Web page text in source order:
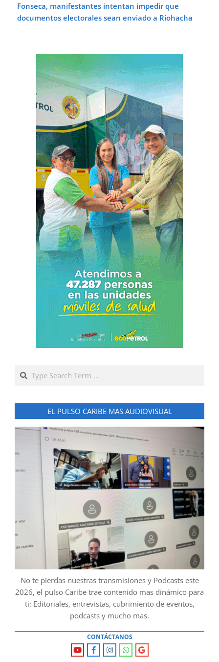
Fonseca, manifestantes intentan impedir que
documentos electorales sean enviado a Riohacha
Search
EL PULSO CARIBE MAS AUDIOVISUAL
No te pierdas nuestras transmisiones y Podcasts este
2026, el pulso Caribe trae contenido mas dinámico para
ti: Editoriales, entrevistas, cubrimiento de eventos,
podcasts y mucho mas.
CONTÁCTANOS